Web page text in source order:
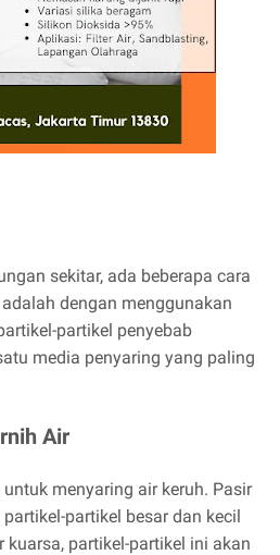
sekitar, ada beberapa cara
dengan menggunakan
partikel penyebab
media penyaring yang paling
Air
menyaring air keruh. Pasir
partikel besar dan kecil
partikel-partikel ini akan